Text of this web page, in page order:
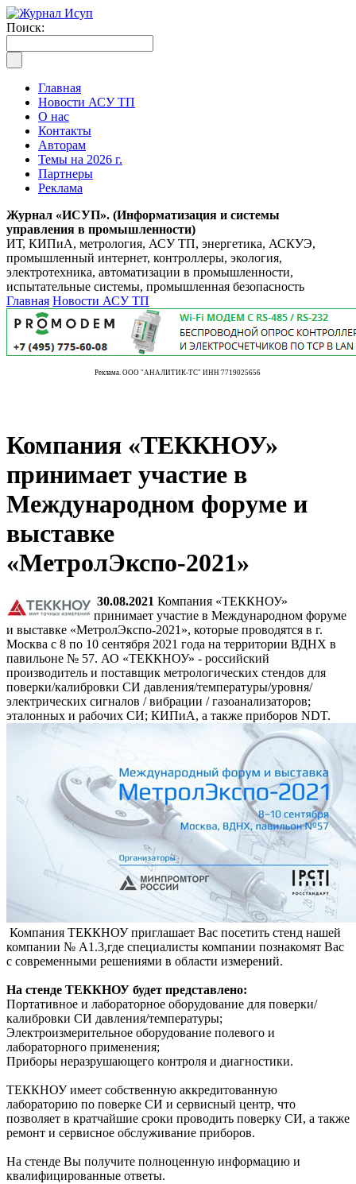
Поиск:
Главная
Новости АСУ ТП
О нас
Контакты
Авторам
Темы на 2026 г.
Партнеры
Реклама
Журнал «ИСУП». (Информатизация и системы
управления в промышленности)
ИТ, КИПиА, метрология, АСУ ТП, энергетика, АСКУЭ,
промышленный интернет, контроллеры, экология,
электротехника, автоматизации в промышленности,
испытательные системы, промышленная безопасность
Главная Новости АСУ ТП
Реклама. ООО "АНАЛИТИК-ТС" ИНН 7719025656
Компания «ТЕККНОУ»
принимает участие в
Международном форуме и
выставке
«МетролЭкспо-2021»
30.08.2021 Компания «ТЕККНОУ»
принимает участие в Международном форуме
и выставке «МетролЭкспо-2021», которые проводятся в г.
Москва с 8 по 10 сентября 2021 года на территории ВДНХ в
павильоне № 57. АО «ТЕККНОУ» - российский
производитель и поставщик метрологических стендов для
поверки/калибровки СИ давления/температуры/уровня/
электрических сигналов / вибрации / газоанализаторов;
эталонных и рабочих СИ; КИПиА, а также приборов NDT.
Компания ТЕККНОУ приглашает Вас посетить стенд нашей
компании № А1.3,где специалисты компании познакомят Вас
с современными решениями в области измерений.
На стенде ТЕККНОУ будет представлено:
Портативное и лабораторное оборудование для поверки/
калибровки СИ давления/температуры;
Электроизмерительное оборудование полевого и
лабораторного применения;
Приборы неразрушающего контроля и диагностики.
ТЕККНОУ имеет собственную аккредитованную
лабораторию по поверке СИ и сервисный центр, что
позволяет в кратчайшие сроки проводить поверку СИ, а также
ремонт и сервисное обслуживание приборов.
На стенде Вы получите полноценную информацию и
квалифицированные ответы.